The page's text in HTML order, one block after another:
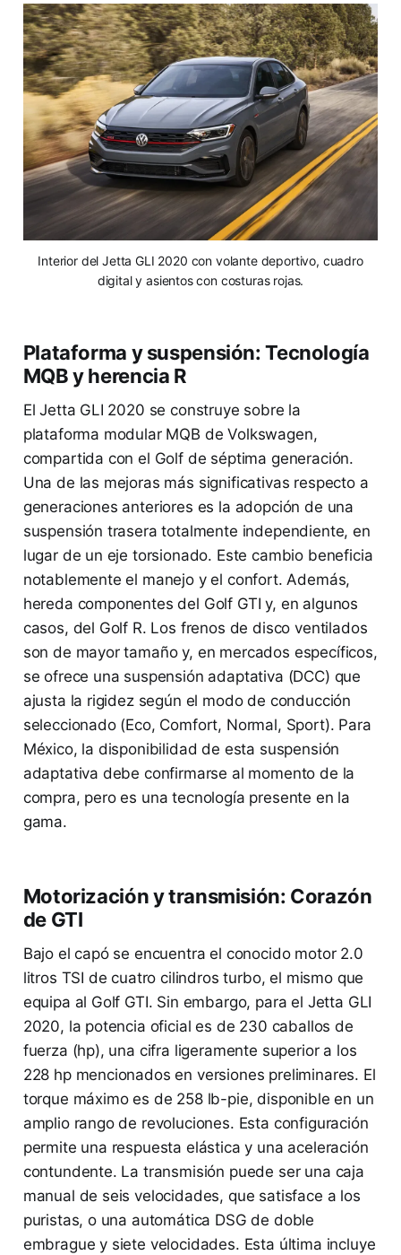
Interior del Jetta GLI 2020 con volante deportivo, cuadro
digital y asientos con costuras rojas.
Plataforma y suspensión: Tecnología
MQB y herencia R
El Jetta GLI 2020 se construye sobre la
plataforma modular MQB de Volkswagen,
compartida con el Golf de séptima generación.
Una de las mejoras más significativas respecto a
generaciones anteriores es la adopción de una
suspensión trasera totalmente independiente, en
lugar de un eje torsionado. Este cambio beneficia
notablemente el manejo y el confort. Además,
hereda componentes del Golf GTI y, en algunos
casos, del Golf R. Los frenos de disco ventilados
son de mayor tamaño y, en mercados específicos,
se ofrece una suspensión adaptativa (DCC) que
ajusta la rigidez según el modo de conducción
seleccionado (Eco, Comfort, Normal, Sport). Para
México, la disponibilidad de esta suspensión
adaptativa debe confirmarse al momento de la
compra, pero es una tecnología presente en la
gama.
Motorización y transmisión: Corazón
de GTI
Bajo el capó se encuentra el conocido motor 2.0
litros TSI de cuatro cilindros turbo, el mismo que
equipa al Golf GTI. Sin embargo, para el Jetta GLI
2020, la potencia oficial es de 230 caballos de
fuerza (hp), una cifra ligeramente superior a los
228 hp mencionados en versiones preliminares. El
torque máximo es de 258 lb-pie, disponible en un
amplio rango de revoluciones. Esta configuración
permite una respuesta elástica y una aceleración
contundente. La transmisión puede ser una caja
manual de seis velocidades, que satisface a los
puristas, o una automática DSG de doble
embrague y siete velocidades. Esta última incluye